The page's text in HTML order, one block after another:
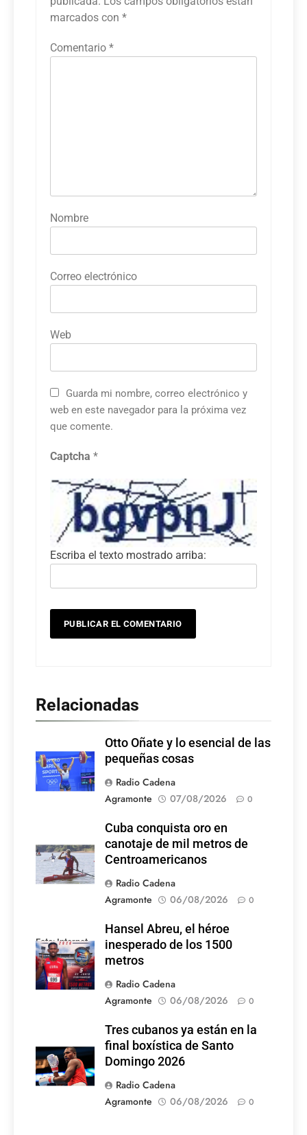
marcados con *
Comentario *
Nombre
Correo electrónico
Web
Guarda mi nombre, correo electrónico y
web en este navegador para la próxima vez
que comente.
Captcha *
Escriba el texto mostrado arriba:
Relacionadas
Otto Oñate y lo esencial de las
pequeñas cosas
Radio Cadena
Agramonte
07/08/2026 0
Cuba conquista oro en
canotaje de mil metros de
Centroamericanos
Radio Cadena
Agramonte
06/08/2026 0
Foto: Internet
Hansel Abreu, el héroe
inesperado de los 1500
metros
Radio Cadena
Agramonte
06/08/2026 0
Tres cubanos ya están en la
final boxística de Santo
Domingo 2026
Radio Cadena
Agramonte
06/08/2026 0